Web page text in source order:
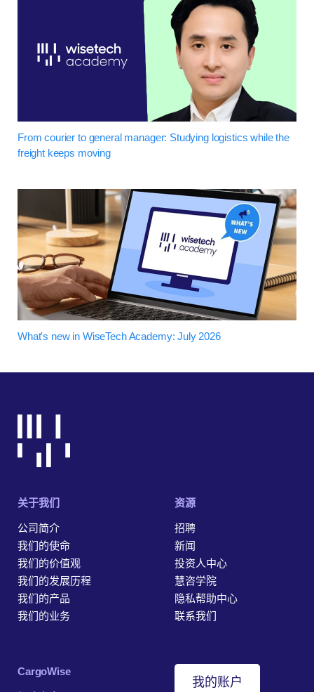
From courier to general manager: Studying logistics while the
freight keeps moving
What's new in WiseTech Academy: July 2026
关于我们
公司简介
我们的使命
我们的价值观
我们的发展历程
我们的产品
我们的业务
资源
招聘
新闻
投资人中心
慧咨学院
隐私帮助中心
联系我们
‎CargoWise
我的账户